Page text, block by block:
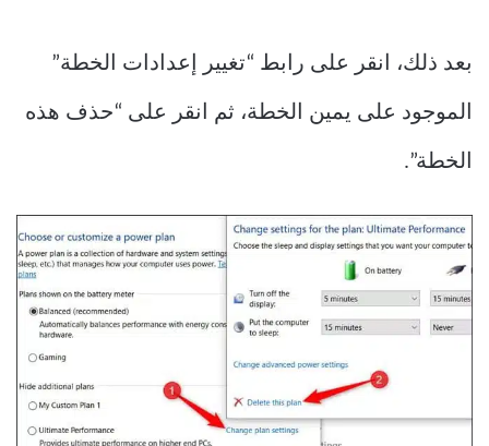
بعد ذلك، انقر على رابط “تغيير إعدادات الخطة”
الموجود على يمين الخطة، ثم انقر على “حذف هذه
الخطة”.